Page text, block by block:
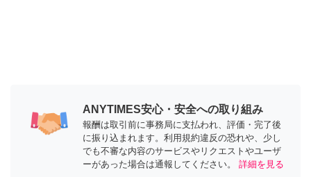
ANYTIMES安心・安全への取り組み
報酬は取引前に事務局に支払われ、評価・完了後
に振り込まれます。利用規約違反の恐れや、少し
でも不審な内容のサービスやリクエストやユーザ
ーがあった場合は通報してください。
詳細を見る